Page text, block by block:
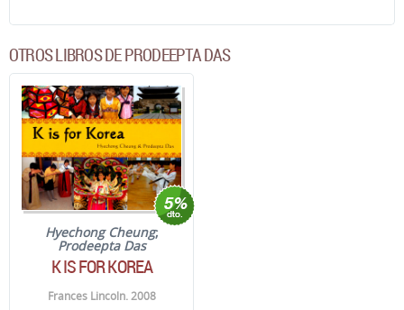
OTROS LIBROS DE PRODEEPTA DAS
Hyechong Cheung;
Prodeepta Das
K IS FOR KOREA
Frances Lincoln. 2008